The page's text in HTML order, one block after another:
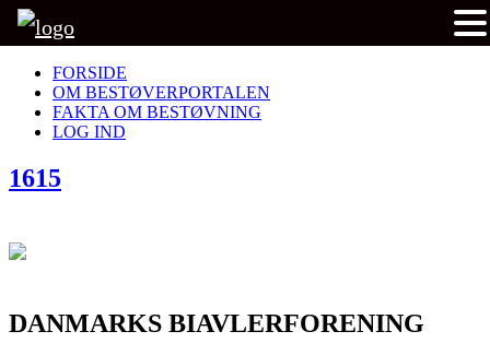
FORSIDE
OM BESTØVERPORTALEN
FAKTA OM BESTØVNING
LOG IND
1615
DANMARKS BIAVLERFORENING